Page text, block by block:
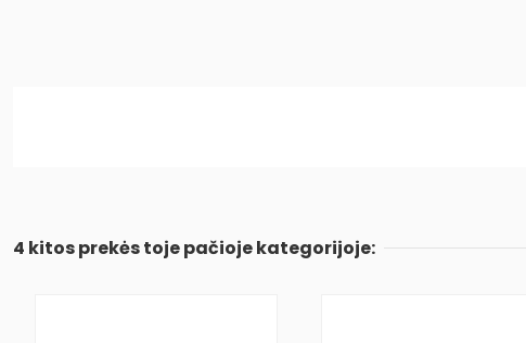
4 kitos prekės toje pačioje kategorijoje: